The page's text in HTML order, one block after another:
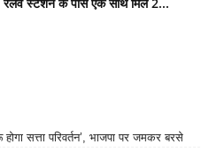
सत्ता परिवर्तन’, भाजपा पर जमकर बरसे